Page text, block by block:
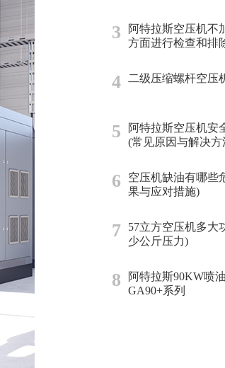
3
阿特拉斯空压机不
方面进行检查和排
4 二级压缩螺杆空压
5
阿特拉斯空压机安
(常见原因与解决方
6
空压机缺油有哪些
果与应对措施)
7
57立方空压机多大
少公斤压力)
8
阿特拉斯90KW喷
GA90+系列